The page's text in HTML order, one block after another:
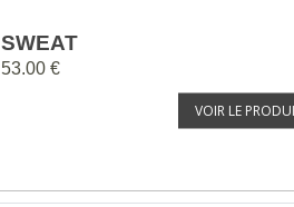
SWEAT
53.00 €
VOIR LE